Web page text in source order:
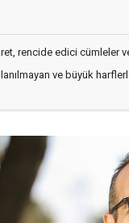
rencide edici cümleler
ve büyük